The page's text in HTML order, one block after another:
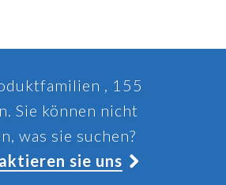
, 155
Sie können nicht
was sie suchen?
sie uns